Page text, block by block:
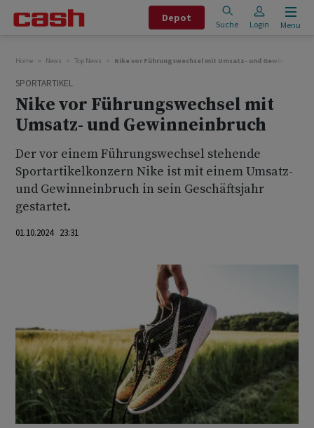
Depot
Suche Login Menu
Home News Top News Nike vor Führungswechsel mit Umsatz- und
SPORTARTIKEL
Nike vor Führungswechsel mit
Umsatz- und Gewinneinbruch
Der vor einem Führungswechsel stehende
Sportartikelkonzern Nike ist mit einem Umsatz-
und Gewinneinbruch in sein Geschäftsjahr
gestartet.
01.10.2024 23:31